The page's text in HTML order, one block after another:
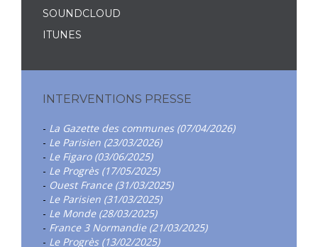
SOUNDCLOUD
ITUNES
INTERVENTIONS PRESSE
- La Gazette des communes (07/04/2026)
- Le Parisien (23/03/2026)
- Le Figaro (03/06/2025)
- Le Progrès (17/05/2025)
- Ouest France (31/03/2025)
- Le Parisien (31/03/2025)
- Le Monde (28/03/2025)
- France 3 Normandie (21/03/2025)
- Le Progrès (13/02/2025)